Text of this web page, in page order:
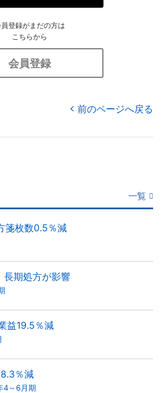
登録がまだの方は
こちらから
会員登録
前のページへ戻る
一覧
箋枚数0.5％減
長期処方が影響
益19.5％減
％減
4～6月期